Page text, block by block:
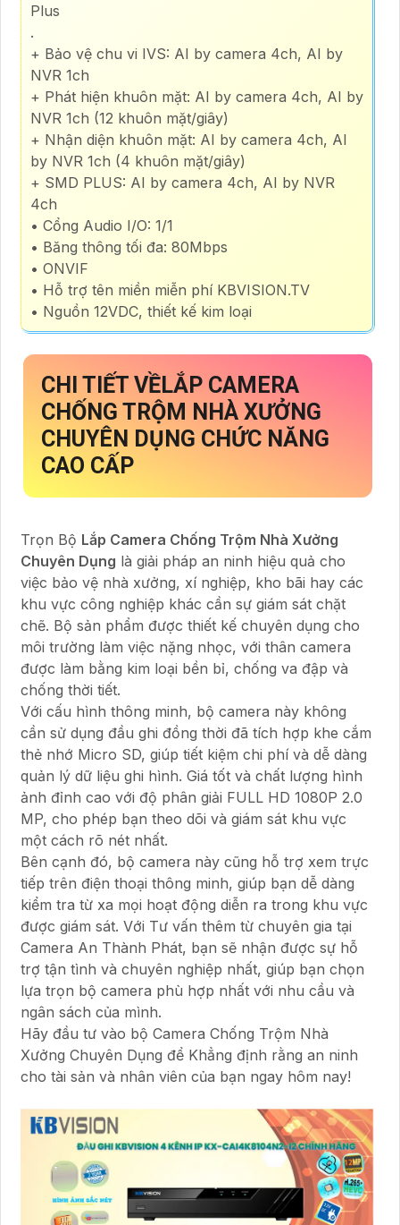
Plus
.
+ Bảo vệ chu vi IVS: AI by camera 4ch, AI by
NVR 1ch
+ Phát hiện khuôn mặt: AI by camera 4ch, AI by
NVR 1ch (12 khuôn mặt/giây)
+ Nhận diện khuôn mặt: AI by camera 4ch, AI
by NVR 1ch (4 khuôn mặt/giây)
+ SMD PLUS: AI by camera 4ch, AI by NVR
4ch
• Cổng Audio I/O: 1/1
• Băng thông tối đa: 80Mbps
• ONVIF
• Hỗ trợ tên miền miễn phí KBVISION.TV
• Nguồn 12VDC, thiết kế kim loại
CHI TIẾT VỀLẮP CAMERA
CHỐNG TRỘM NHÀ XƯỞNG
CHUYÊN DỤNG CHỨC NĂNG
CAO CẤP
Trọn Bộ Lắp Camera Chống Trộm Nhà Xưởng
Chuyên Dụng là giải pháp an ninh hiệu quả cho
việc bảo vệ nhà xưởng, xí nghiệp, kho bãi hay các
khu vực công nghiệp khác cần sự giám sát chặt
chẽ. Bộ sản phẩm được thiết kế chuyên dụng cho
môi trường làm việc nặng nhọc, với thân camera
được làm bằng kim loại bền bỉ, chống va đập và
chống thời tiết.
Với cấu hình thông minh, bộ camera này không
cần sử dụng đầu ghi đồng thời đã tích hợp khe cắm
thẻ nhớ Micro SD, giúp tiết kiệm chi phí và dễ dàng
quản lý dữ liệu ghi hình. Giá tốt và chất lượng hình
ảnh đỉnh cao với độ phân giải FULL HD 1080P 2.0
MP, cho phép bạn theo dõi và giám sát khu vực
một cách rõ nét nhất.
Bên cạnh đó, bộ camera này cũng hỗ trợ xem trực
tiếp trên điện thoại thông minh, giúp bạn dễ dàng
kiểm tra từ xa mọi hoạt động diễn ra trong khu vực
được giám sát. Với Tư vấn thêm từ chuyên gia tại
Camera An Thành Phát, bạn sẽ nhận được sự hỗ
trợ tận tình và chuyên nghiệp nhất, giúp bạn chọn
lựa trọn bộ camera phù hợp nhất với nhu cầu và
ngân sách của mình.
Hãy đầu tư vào bộ Camera Chống Trộm Nhà
Xưởng Chuyên Dụng để Khẳng định rằng an ninh
cho tài sản và nhân viên của bạn ngay hôm nay!